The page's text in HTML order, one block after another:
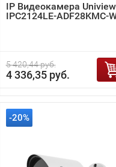
IP Видеокамера Uniview
IPC2124LE-ADF28KMC-
5 420,44 руб.
4 336,35 руб.
-20%